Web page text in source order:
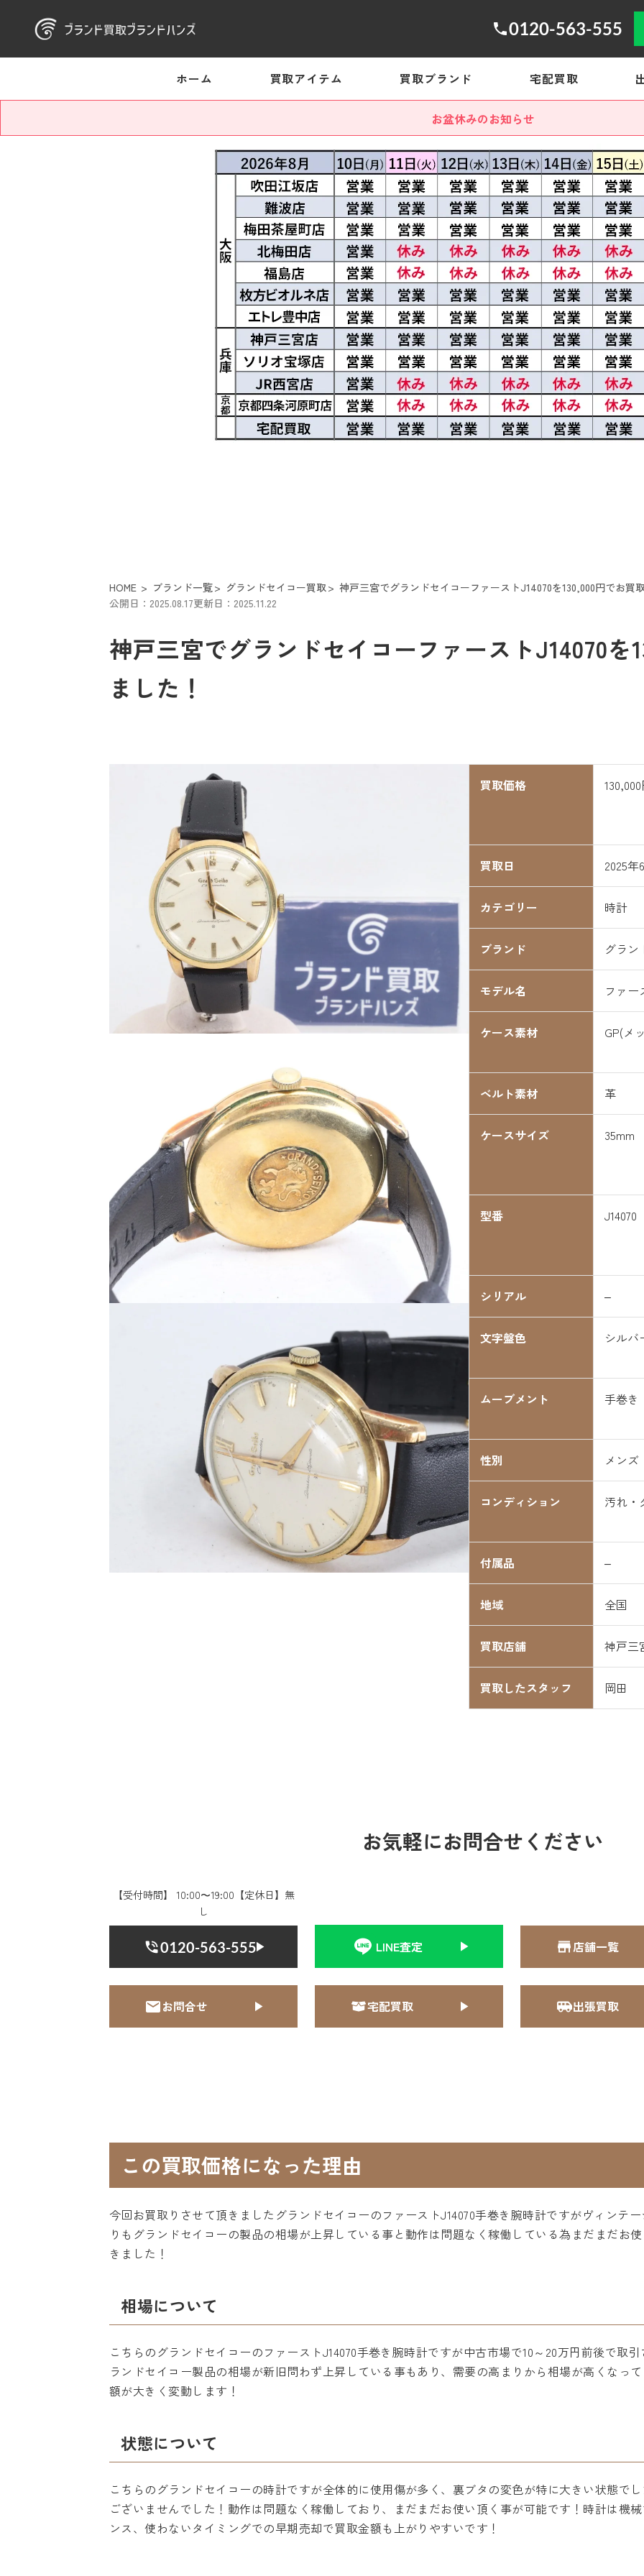
0120-563-555
ホーム 買取アイテム 買取ブランド 宅配買取
お盆休みのお知らせ
HOME ブランド一覧 グランドセイコー買取
神戸三宮でグランドセイコーファーストJ14070を130,000円でお買
公開日：2025.08.17更新日：2025.11.22
神戸三宮でグランドセイコーファーストJ14070を
ました！
買取価格
買取日 2025年
カテゴリー 時計
ブランド グラン
モデル名 ファー
ケース素材 GP(メ
ベルト素材 革
ケースサイズ 35mm
型番 J14070
シリアル –
文字盤色 シルバ
ムーブメント 手巻き
性別 メンズ
コンディション 汚れ・
付属品 –
地域 全国
買取店舗 神戸三
買取したスタッフ 岡田
お気軽にお問合せください
【受付時間】 10:00〜19:00【定休日】無
し
0120-563-555 LINE査定 店舗一覧
お問合せ 宅配買取 出張買取
この買取価格になった理由
今回お買取りさせて頂きましたグランドセイコーのファーストJ14070手巻き腕時計ですがヴィンテ
りもグランドセイコーの製品の相場が上昇している事と動作は問題なく稼働している為まだまだお
きました！
相場について
こちらのグランドセイコーのファーストJ14070手巻き腕時計ですが中古市場で10～20万円前後で取
ランドセイコー製品の相場が新旧問わず上昇している事もあり、需要の高まりから相場が高くなっ
額が大きく変動します！
状態について
こちらのグランドセイコーの時計ですが全体的に使用傷が多く、裏ブタの変色が特に大きい状態で
ございませんでした！動作は問題なく稼働しており、まだまだお使い頂く事が可能です！時計は機
ンス、使わないタイミングでの早期売却で買取金額も上がりやすいです！